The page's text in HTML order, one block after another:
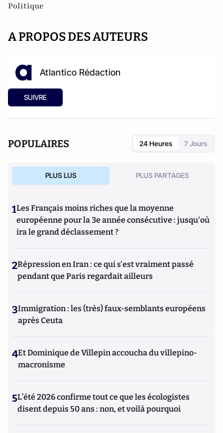
Politique
A PROPOS DES AUTEURS
Atlantico Rédaction
SUIVRE
POPULAIRES 24 Heures 7 Jours
PLUS LUS PLUS PARTAGES
1Les Français moins riches que la moyenne
européenne pour la 3e année consécutive : jusqu'où
ira le grand déclassement ?
2Répression en Iran : ce qui s'est vraiment passé
pendant que Paris regardait ailleurs
3Immigration : les (très) faux-semblants européens
après Ceuta
4Et Dominique de Villepin accoucha du villepino-
macronisme
5L’été 2026 confirme tout ce que les écologistes
disent depuis 50 ans : non, et voilà pourquoi